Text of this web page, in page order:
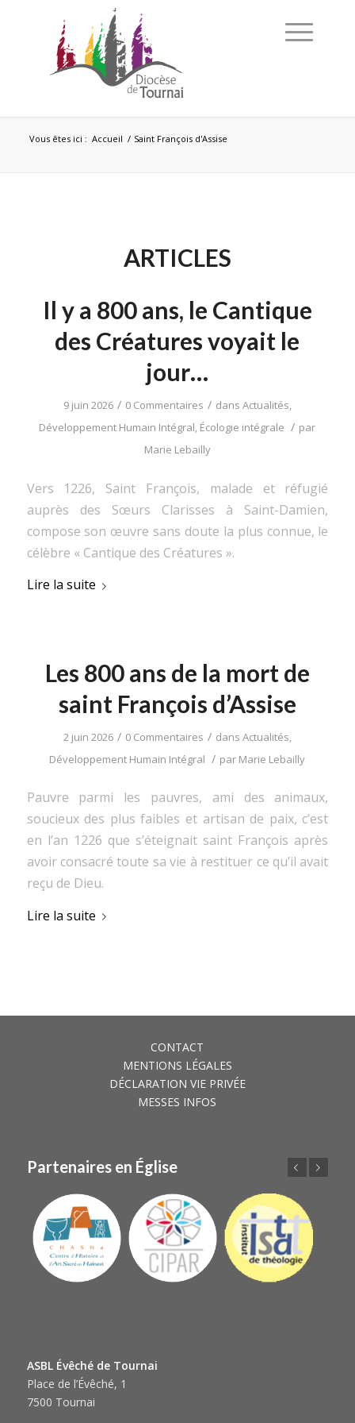
Vous êtes ici : Accueil / Saint François d'Assise
ARTICLES
Il y a 800 ans, le Cantique
des Créatures voyait le
jour…
9 juin 2026 / 0 Commentaires / dans Actualités,
Développement Humain Intégral, Écologie intégrale / par
Marie Lebailly
Vers 1226, Saint François, malade et réfugié
auprès des Sœurs Clarisses à Saint-Damien,
compose son œuvre sans doute la plus connue, le
célèbre « Cantique des Créatures ».
Lire la suite
Les 800 ans de la mort de
saint François d’Assise
2 juin 2026 / 0 Commentaires / dans Actualités
Développement Humain Intégral / par Marie Lebailly
Pauvre parmi les pauvres, ami des animaux,
soucieux des plus faibles et artisan de paix, c’est
en l’an 1226 que s’éteignait saint François après
avoir consacré toute sa vie à restituer ce qu’il avait
reçu de Dieu.
Lire la suite
CONTACT
MENTIONS LÉGALES
DÉCLARATION VIE PRIVÉE
MESSES INFOS
Partenaires en Église
ASBL Évêché de Tournai
Place de l’Évêché, 1
7500 Tournai